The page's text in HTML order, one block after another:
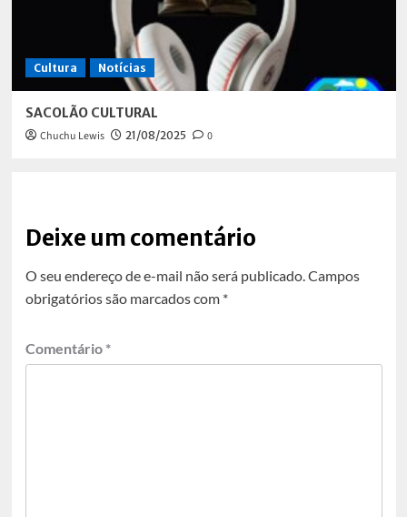
Cultura Notícias
SACOLÃO CULTURAL
Chuchu Lewis 21/08/2025 0
Deixe um comentário
O seu endereço de e-mail não será publicado. Campos
obrigatórios são marcados com *
Comentário *